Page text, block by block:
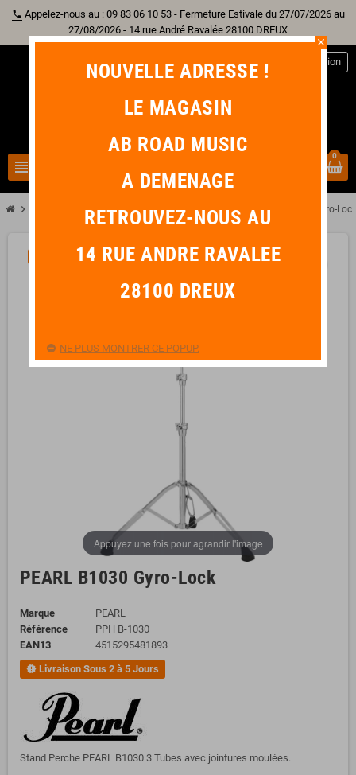
phone Appelez-nous au : 09 83 06 10 53 - Fermeture Estivale du 27/07/2026 au
27/08/2026 - 14 rue André Ravalée 28100 DREUX
view_headline
Connexion
0
chevron_right Hardwarechevron_rightStand Cymbale Perchechevron_right PEARL B1030 Gyro-Lock
Appuyez une fois pour agrandir l'image
PEARL B1030 Gyro-Lock
Marque
PEARL
Référence
PPH B-1030
EAN13
4515295481893
new_releases Livraison Sous 2 à 5 Jours
Stand Perche PEARL B1030 3 Tubes avec jointures moulées.
close
NOUVELLE ADRESSE !
LE MAGASIN
AB ROAD MUSIC
A DEMENAGE
RETROUVEZ-NOUS AU
14 RUE ANDRE RAVALEE
28100 DREUX
NE PLUS MONTRER CE POPUP.